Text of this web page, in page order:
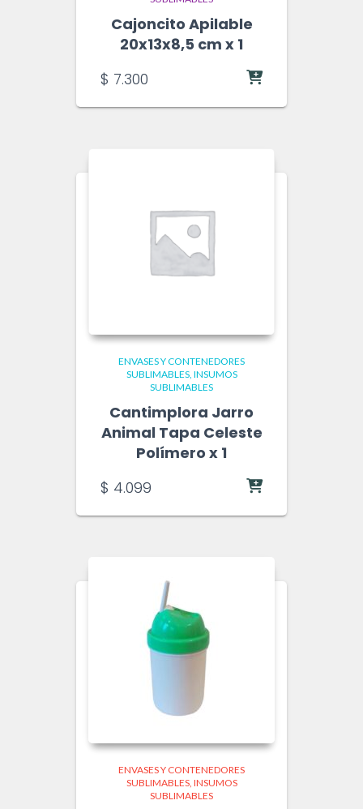
Cajoncito Apilable
20x13x8,5 cm x 1
$ 7.300
ENVASES Y CONTENEDORES
SUBLIMABLES INSUMOS
SUBLIMABLES
Cantimplora Jarro
Animal Tapa Celeste
Polímero x 1
$ 4.099
ENVASES Y CONTENEDORES
SUBLIMABLES INSUMOS
SUBLIMABLES